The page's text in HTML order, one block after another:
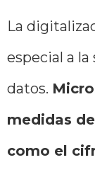
La
especial a
datos.
medidas
como el